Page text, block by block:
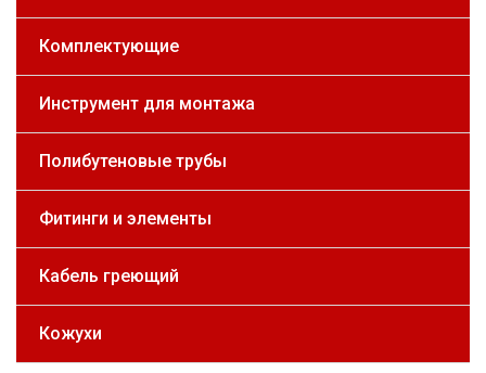
Комплектующие
Инструмент для монтажа
Полибутеновые трубы
Фитинги и элементы
Кабель греющий
Кожухи